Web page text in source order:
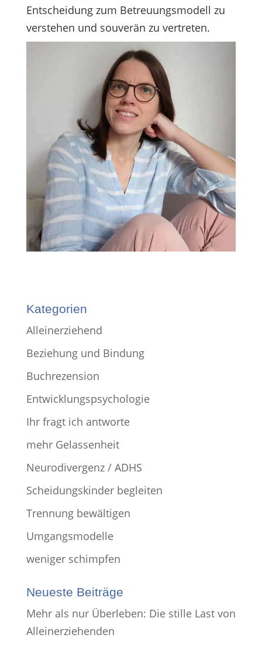
Entscheidung zum Betreuungsmodell zu
verstehen und souverän zu vertreten.
Kategorien
Alleinerziehend
Beziehung und Bindung
Buchrezension
Entwicklungspsychologie
Ihr fragt ich antworte
mehr Gelassenheit
Neurodivergenz / ADHS
Scheidungskinder begleiten
Trennung bewältigen
Umgangsmodelle
weniger schimpfen
Neueste Beiträge
Mehr als nur Überleben: Die stille Last von
Alleinerziehenden